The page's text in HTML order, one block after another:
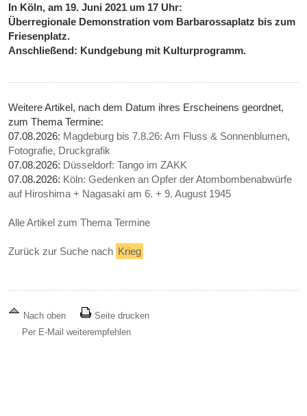
In Köln, am 19. Juni 2021 um 17 Uhr:
Überregionale Demonstration vom Barbarossaplatz bis zum
Friesenplatz.
Anschließend: Kundgebung mit Kulturprogramm.
Weitere Artikel, nach dem Datum ihres Erscheinens geordnet,
zum Thema Termine:
07.08.2026: Magdeburg bis 7.8.26: Am Fluss & Sonnenblumen,
Fotografie, Druckgrafik
07.08.2026: Düsseldorf: Tango im ZAKK
07.08.2026: Köln: Gedenken an Opfer der Atombombenabwürfe
auf Hiroshima + Nagasaki am 6. + 9. August 1945
Alle Artikel zum Thema Termine
Zurück zur Suche nach Krieg
Nach oben
Seite drucken
Per E-Mail weiterempfehlen